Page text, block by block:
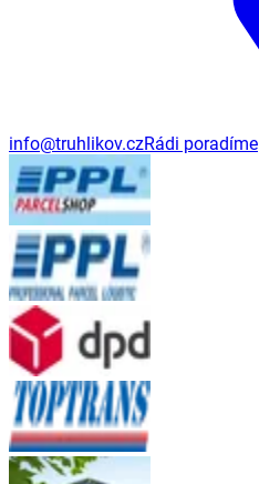
info@truhlikov.czRádi poradíme